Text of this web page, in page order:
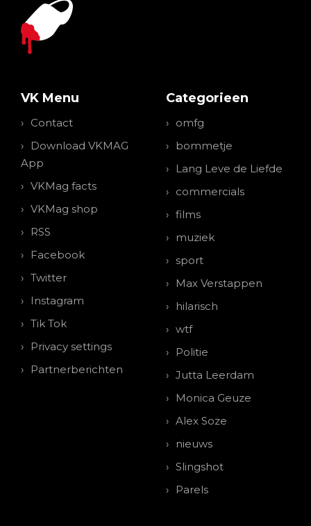
VK Menu
Contact
Download VKMAG
App
VKMag facts
VKMag shop
RSS
Facebook
Twitter
Instagram
Tik Tok
Privacy settings
Partnerberichten
Categorieen
omfg
bommetje
Lang Leve de Liefde
commercials
films
muziek
sport
Max Verstappen
hilarisch
wtf
Politie
Jutta Leerdam
Monica Geuze
Alex Soze
nieuws
Slingshot
Parels